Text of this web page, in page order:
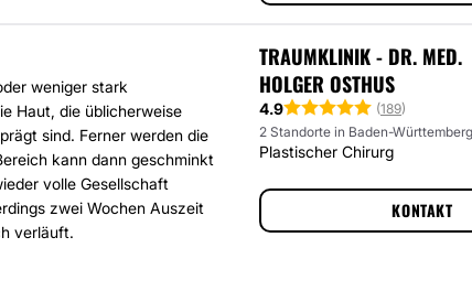
weniger stark
Haut, die üblicherweise
sind. Ferner werden die
kann dann geschminkt
volle Gesellschaft
zwei Wochen Auszeit
verläuft.
TRAUMKLINIK - DR. MED.
HOLGER OSTHUS
4.9 (189)
2 Standorte in Baden-Württemberg
Plastischer Chirurg
KONTAKT